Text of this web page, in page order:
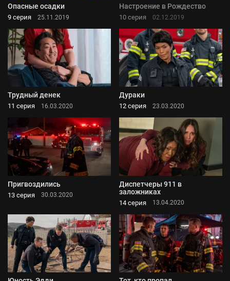
Опасные осадки
9 серия 25.11.2019
Настроение в Рождество
10 серия 02.12.2019
Трудный денек
11 серия 16.03.2020
Дураки
12 серия 23.03.2020
Пригвоздились
13 серия 30.03.2020
Диспетчеры 911 в
заложниках
14 серия 13.04.2020